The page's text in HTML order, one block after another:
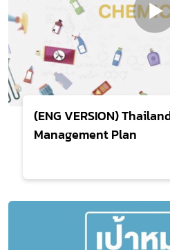
(ENG VERSION)
Management Plan
เลือกหัวข้อที่ท่านต้อง
covid